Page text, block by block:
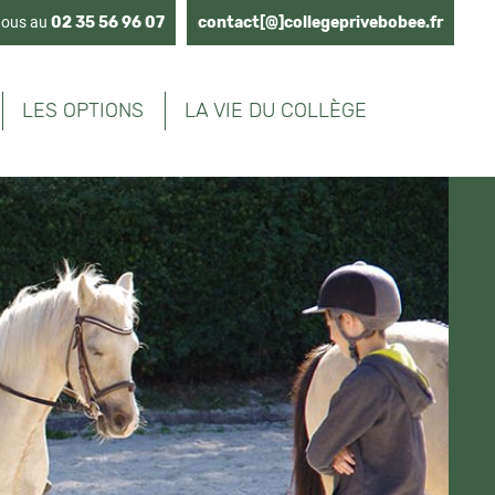
contact[@]collegeprivebobee.fr
au 02 35 56 96 07
LES OPTIONS LA VIE DU COLLÈGE